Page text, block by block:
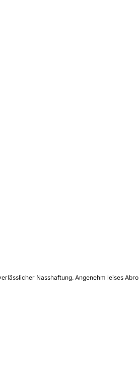
Nasshaftung. Angenehm leises